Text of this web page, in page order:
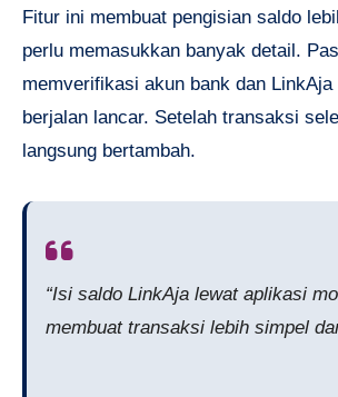
Fitur ini membuat pengisian saldo
perlu memasukkan banyak detail.
memverifikasi akun bank dan LinkAja
berjalan lancar. Setelah transaksi
langsung bertambah.
“Isi saldo LinkAja lewat aplikasi
membuat transaksi lebih simpel